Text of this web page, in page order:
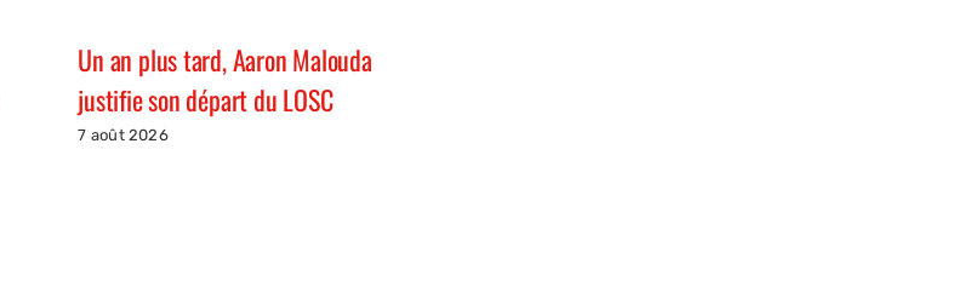
Un an plus tard, Aaron Malouda
justifie son départ du LOSC
7 août 2026